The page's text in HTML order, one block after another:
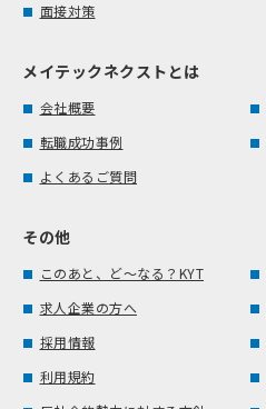
面接対策
メイテックネクストとは
会社概要
転職成功事例
よくあるご質問
その他
このあと、ど～なる？KYT
求人企業の方へ
採用情報
利用規約